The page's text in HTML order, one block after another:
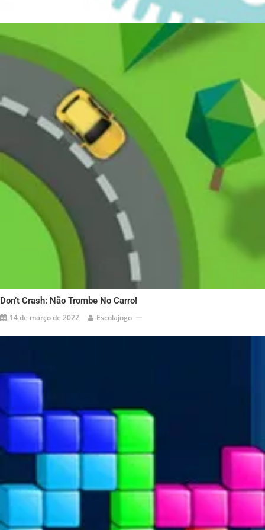
Don’t Crash: Não Trombe No Carro!
14 de março de 2022 Escolajogo